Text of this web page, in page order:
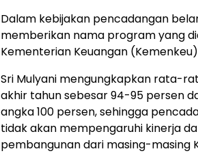
Dalam kebijakan pencadangan
memberikan nama program yang
Kementerian Keuangan
Sri Mulyani mengungkapkan rata-
akhir tahun sebesar 94-95 persen
angka 100 persen, sehingga
tidak akan mempengaruhi kinerja
pembangunan dari masing-masing